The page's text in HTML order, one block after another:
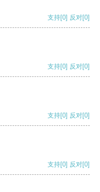
支持[0] 反对[0]
支持[0] 反对[0]
支持[0] 反对[0]
支持[0] 反对[0]